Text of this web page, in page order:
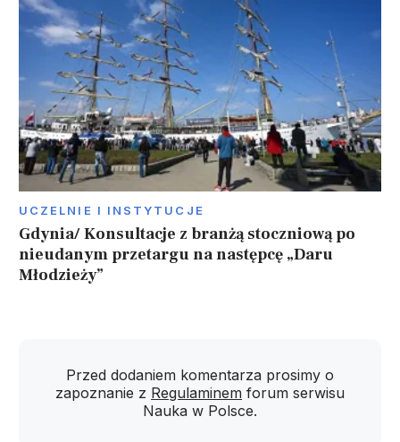
UCZELNIE I INSTYTUCJE
Gdynia/ Konsultacje z branżą stoczniową po
nieudanym przetargu na następcę „Daru
Młodzieży”
Przed dodaniem komentarza prosimy o
zapoznanie z Regulaminem forum serwisu
Nauka w Polsce.